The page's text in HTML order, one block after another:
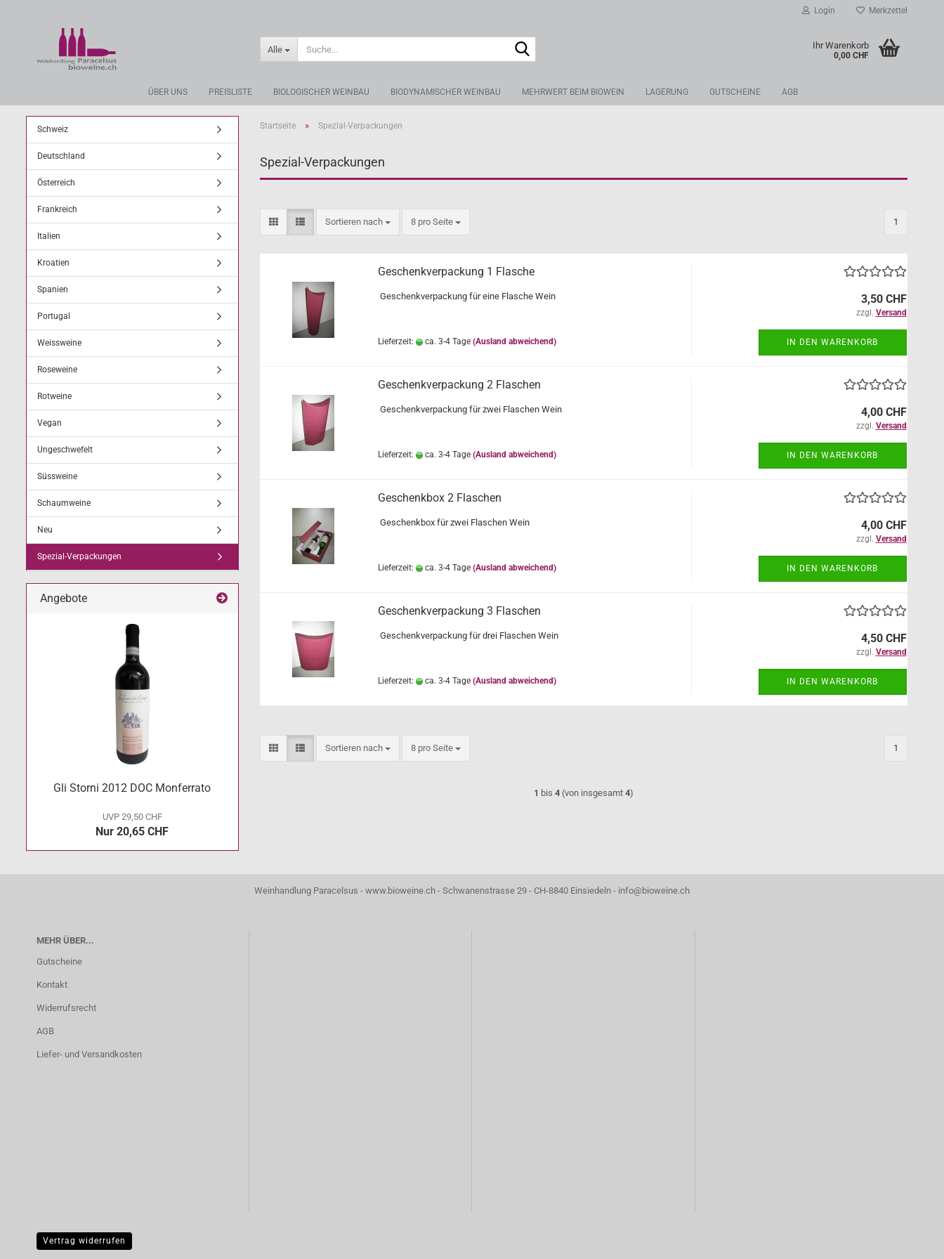
Login Merkzettel
Alle Ihr Warenkorb
0,00 CHF
ÜBER UNS PREISLISTE BIOLOGISCHER WEINBAU BIODYNAMISCHER WEINBAU MEHRWERT BEIM BIOWEIN LAGERUNG GUTSCHEINE AGB
Startseite » Spezial-Verpackungen
Spezial-Verpackungen
Sortieren nach
Sortieren nach 8 pro Seite
pro Seite 1
Geschenkverpackung 1 Flasche
Geschenkverpackung für eine Flasche Wein
Lieferzeit: ca. 3-4 Tage (Ausland abweichend)
3,50 CHF
zzgl. Versand
IN DEN WARENKORB
Geschenkverpackung 2 Flaschen
Geschenkverpackung für zwei Flaschen Wein
Lieferzeit: ca. 3-4 Tage (Ausland abweichend)
4,00 CHF
zzgl. Versand
IN DEN WARENKORB
Geschenkbox 2 Flaschen
Geschenkbox für zwei Flaschen Wein
Lieferzeit: ca. 3-4 Tage (Ausland abweichend)
4,00 CHF
zzgl. Versand
IN DEN WARENKORB
Geschenkverpackung 3 Flaschen
Geschenkverpackung für drei Flaschen Wein
Lieferzeit: ca. 3-4 Tage (Ausland abweichend)
4,50 CHF
zzgl. Versand
IN DEN WARENKORB
Sortieren nach
Sortieren nach 8 pro Seite
pro Seite 1
1 bis 4(von insgesamt 4)
Schweiz
Deutschland
Österreich
Frankreich
Italien
Kroatien
Spanien
Portugal
Weissweine
Roseweine
Rotweine
Vegan
Ungeschwefelt
Süssweine
Schaumweine
Neu
Spezial-Verpackungen
Angebote
Gli Storni 2012 DOC Monferrato
UVP 29,50 CHF
Nur 20,65 CHF
Weinhandlung Paracelsus - www.bioweine.ch - Schwanenstrasse 29 - CH-8840 Einsiedeln - info@bioweine.ch
MEHR ÜBER...
Gutscheine
Kontakt
Widerrufsrecht
AGB
Liefer- und Versandkosten
Vertrag widerrufen